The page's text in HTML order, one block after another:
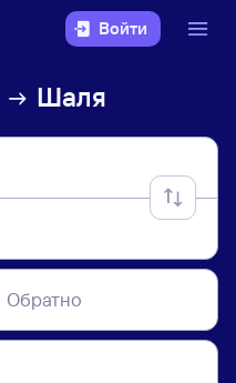
Войти
Шаля
Обратно